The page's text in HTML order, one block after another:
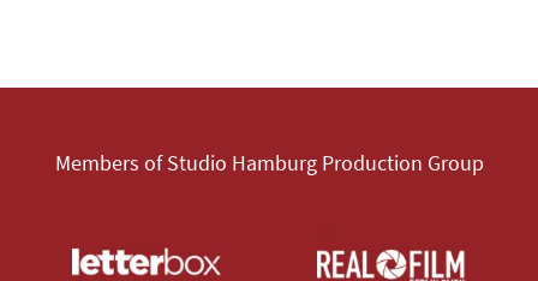
Members of Studio Hamburg Production Group